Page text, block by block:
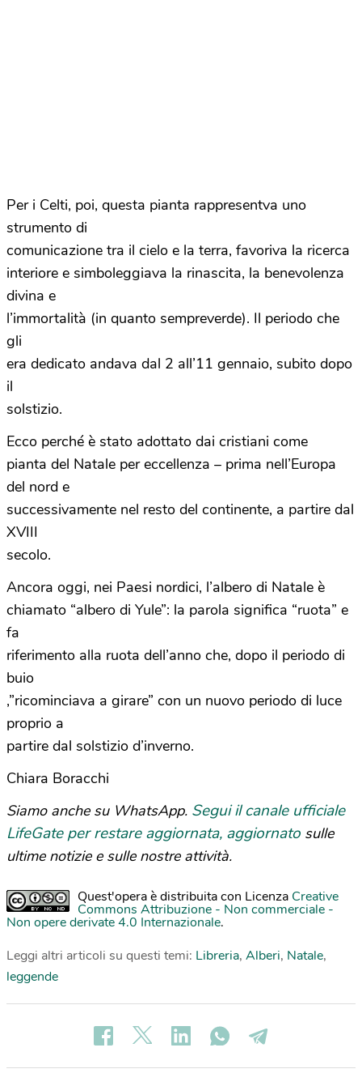
Per i Celti, poi, questa pianta rappresentva uno
strumento di
comunicazione tra il cielo e la terra, favoriva la ricerca
interiore e simboleggiava la rinascita, la benevolenza
divina e
l’immortalità (in quanto sempreverde). Il periodo che
gli
era dedicato andava dal 2 all’11 gennaio, subito dopo
il
solstizio.
Ecco perché è stato adottato dai cristiani come
pianta del Natale per eccellenza – prima nell’Europa
del nord e
successivamente nel resto del continente, a partire dal
XVIII
secolo.
Ancora oggi, nei Paesi nordici, l’albero di Natale è
chiamato “albero di Yule”: la parola significa “ruota” e
fa
riferimento alla ruota dell’anno che, dopo il periodo di
buio
,”ricominciava a girare” con un nuovo periodo di luce
proprio a
partire dal solstizio d’inverno.
Chiara Boracchi
Siamo anche su WhatsApp. Segui il canale ufficiale
LifeGate per restare aggiornata, aggiornato sulle
ultime notizie e sulle nostre attività.
Quest'opera è distribuita con Licenza Creative
Commons Attribuzione - Non commerciale -
Non opere derivate 4.0 Internazionale.
Leggi altri articoli su questi temi: Libreria, Alberi, Natale,
leggende